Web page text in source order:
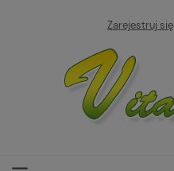
Zarejestruj się